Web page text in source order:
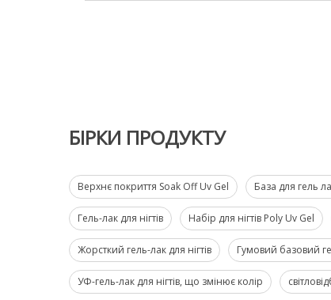
БІРКИ ПРОДУКТУ
Верхнє покриття Soak Off Uv Gel База для гель
Гель-лак для нігтів Набір для нігтів Poly Uv Gel
Жорсткий гель-лак для нігтів Гумовий базовий
УФ-гель-лак для нігтів, що змінює колір